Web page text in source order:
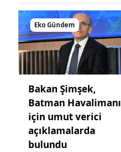
Eko Gündem
Bakan Şimşek,
Batman Havalimanı
için umut verici
açıklamalarda
bulundu